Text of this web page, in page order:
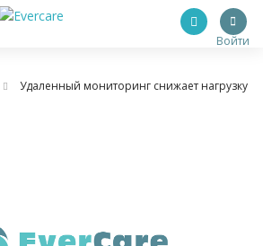
Войти
Удаленный мониторинг снижает нагрузку